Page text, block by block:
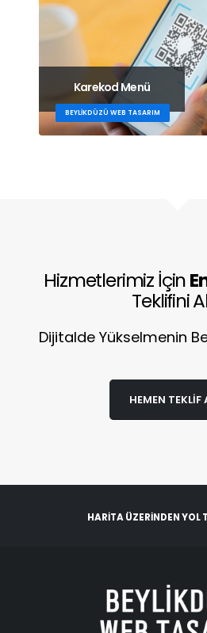
Karekod Menü
BEYLIKDÜZÜ WEB TASARIM
Hizmetlerimiz İçin
Teklifini
Dijitalde Yükselmenin
HEMEN TEKLIF
HARITA ÜZERINDEN YOL